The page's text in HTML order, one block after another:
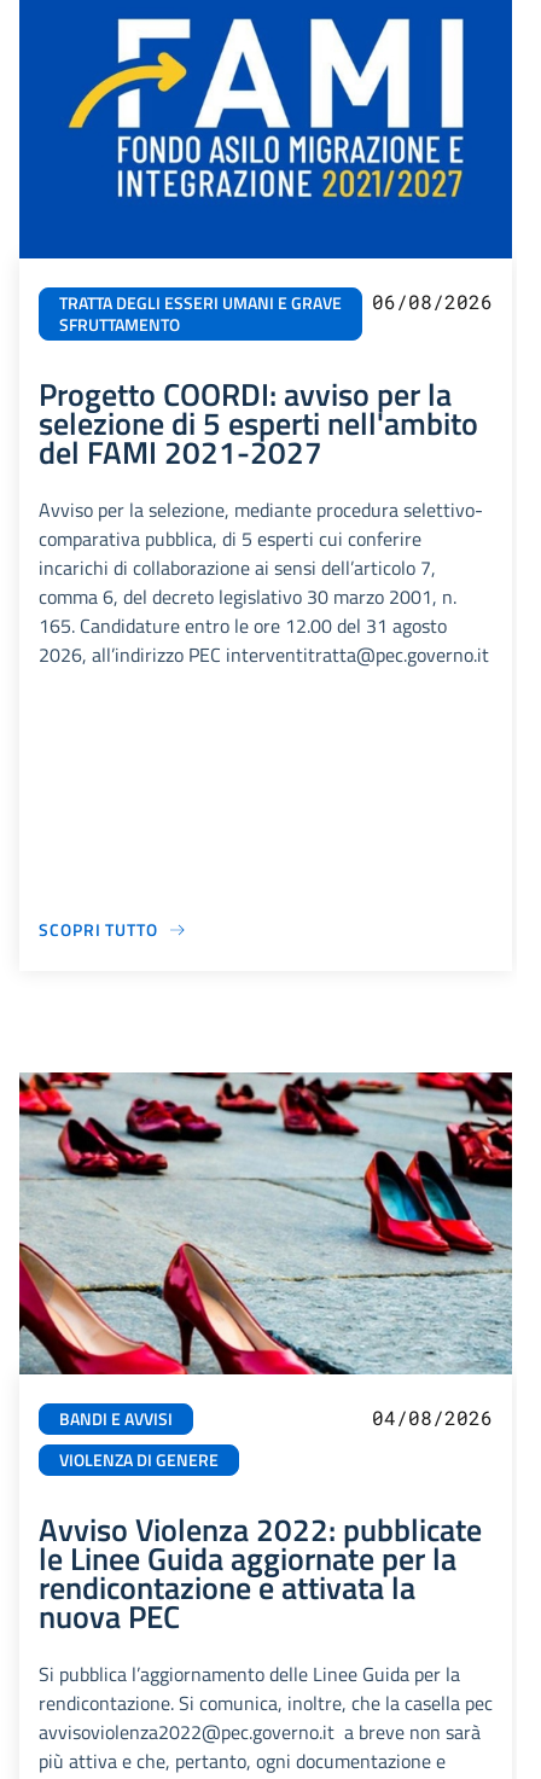
TRATTA DEGLI ESSERI UMANI E GRAVE
SFRUTTAMENTO
06/08/2026
Progetto COORDI: avviso per la
selezione di 5 esperti nell'ambito
del FAMI 2021-2027
Avviso per la selezione, mediante procedura selettivo-
comparativa pubblica, di 5 esperti cui conferire
incarichi di collaborazione ai sensi dell’articolo 7,
comma 6, del decreto legislativo 30 marzo 2001, n.
165. Candidature entro le ore 12.00 del 31 agosto
2026, all’indirizzo PEC interventitratta@pec.governo.it
SCOPRI TUTTO
BANDI E AVVISI
VIOLENZA DI GENERE
04/08/2026
Avviso Violenza 2022: pubblicate
le Linee Guida aggiornate per la
rendicontazione e attivata la
nuova PEC
Si pubblica l’aggiornamento delle Linee Guida per la
rendicontazione. Si comunica, inoltre, che la casella pec
avvisoviolenza2022@pec.governo.it a breve non sarà
più attiva e che, pertanto, ogni documentazione e